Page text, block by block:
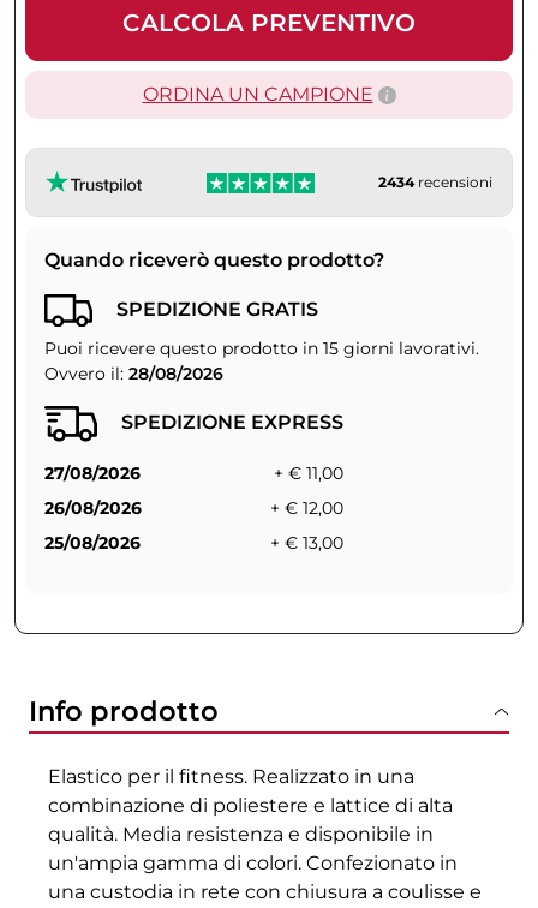
CALCOLA PREVENTIVO
ORDINA UN CAMPIONE
2434recensioni
Quando riceverò questo prodotto?
SPEDIZIONE GRATIS
Puoi ricevere questo prodotto in 15 giorni lavorativi.
Ovvero il: 28/08/2026
SPEDIZIONE EXPRESS
27/08/2026
+ € 11,00
26/08/2026
+ € 12,00
25/08/2026
+ € 13,00
Info prodotto
Elastico per il fitness. Realizzato in una
combinazione di poliestere e lattice di alta
qualità. Media resistenza e disponibile in
un'ampia gamma di colori. Confezionato in
una custodia in rete con chiusura a coulisse e